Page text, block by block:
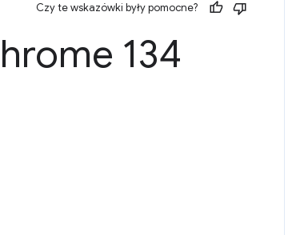
Czy te wskazówki były pomocne?
134